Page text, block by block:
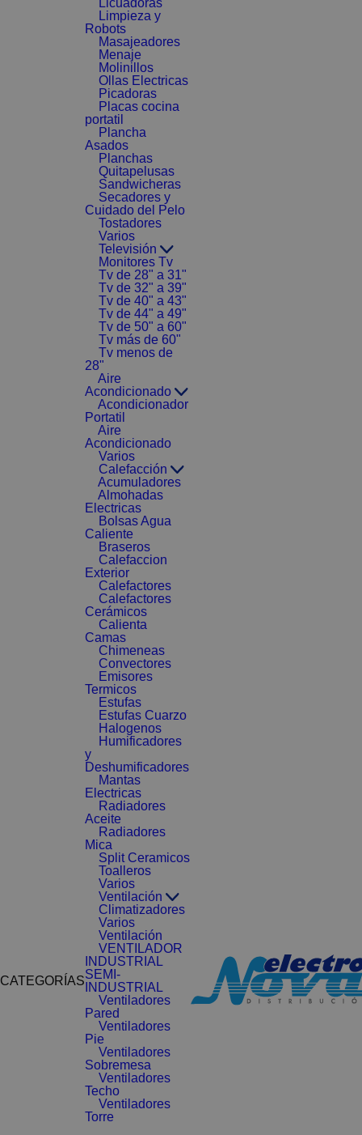
CATEGORÍAS
Licuadoras
Limpieza y
Robots
Masajeadores
Menaje
Molinillos
Ollas Electricas
Picadoras
Placas cocina
portatil
Plancha
Asados
Planchas
Quitapelusas
Sandwicheras
Secadores y
Cuidado del Pelo
Tostadores
Varios
Televisión
Monitores Tv
Tv de 28" a 31"
Tv de 32" a 39"
Tv de 40" a 43"
Tv de 44" a 49"
Tv de 50" a 60"
Tv más de 60"
Tv menos de
28"
Aire
Acondicionado
Acondicionador
Portatil
Aire
Acondicionado
Varios
Calefacción
Acumuladores
Almohadas
Electricas
Bolsas Agua
Caliente
Braseros
Calefaccion
Exterior
Calefactores
Calefactores
Cerámicos
Calienta
Camas
Chimeneas
Convectores
Emisores
Termicos
Estufas
Estufas Cuarzo
Halogenos
Humificadores
y
Deshumificadores
Mantas
Electricas
Radiadores
Aceite
Radiadores
Mica
Split Ceramicos
Toalleros
Varios
Ventilación
Climatizadores
Varios
Ventilación
VENTILADOR
INDUSTRIAL
SEMI-
INDUSTRIAL
Ventiladores
Pared
Ventiladores
Pie
Ventiladores
Sobremesa
Ventiladores
Techo
Ventiladores
Torre